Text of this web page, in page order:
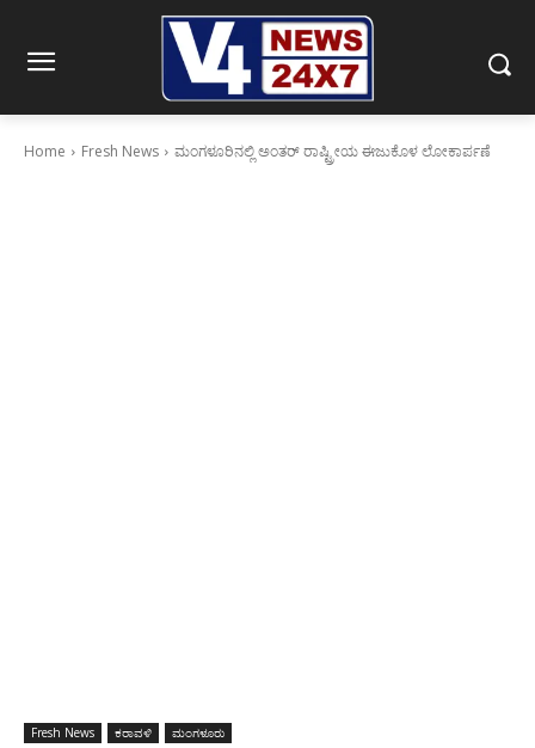
Home Fresh News ಮಂಗಳೂರಿನಲ್ಲಿ ಅಂತರ್ ರಾಷ್ಟ್ರೀಯ ಈಜುಕೊಳ ಲೋಕಾರ್ಪಣೆ
Fresh News ಕರಾವಳಿ ಮಂಗಳೂರು